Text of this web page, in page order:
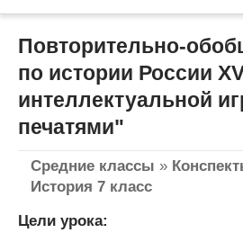
Повторительно-
по истории России
интеллектуальной
печатями"
Средние классы »
История 7 класс
Цели урока: